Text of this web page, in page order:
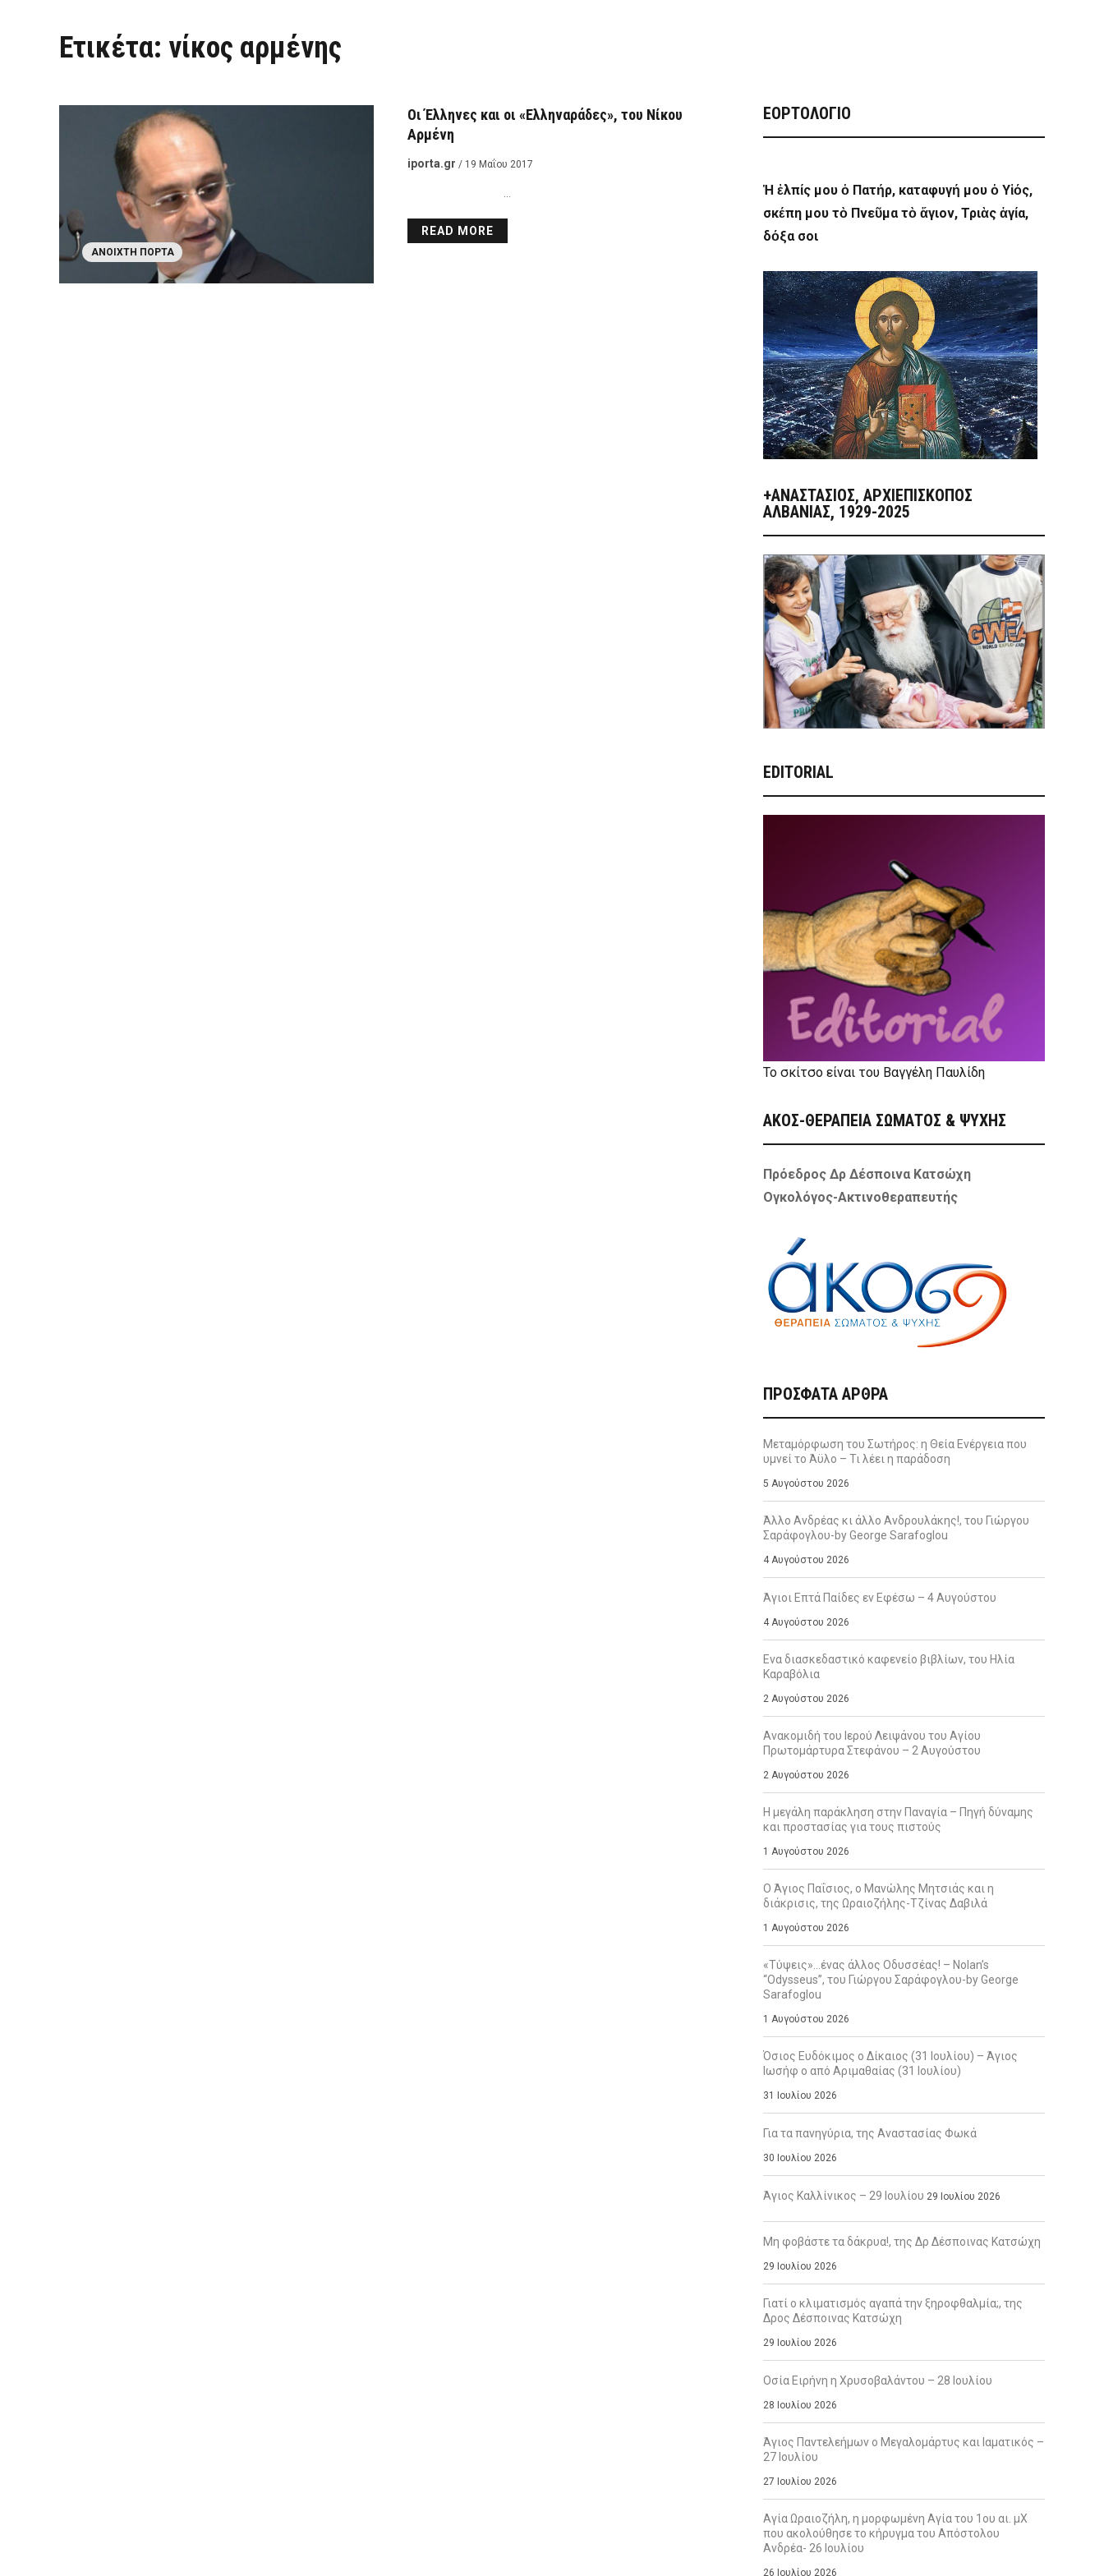
Ετικέτα: νίκος αρμένης
ΑΝΟΙΧΤΉ ΠΌΡΤΑ
Οι Έλληνες και οι «Ελληναράδες», του Νίκου
Αρμένη
iporta.gr / 19 Μαΐου 2017
READ MORE
ΕΟΡΤΟΛΟΓΙΟ
Ἡ ἐλπίς μου ὁ Πατήρ, καταφυγή μου ὁ Υἱός,
σκέπη μου τὸ Πνεῦμα τὸ ἅγιον, Τριὰς ἁγία,
δόξα σοι
+ΑΝΑΣΤΆΣΙΟΣ, ΑΡΧΙΕΠΊΣΚΟΠΟΣ
ΑΛΒΑΝΊΑΣ, 1929-2025
EDITORIAL
Το σκίτσο είναι του Βαγγέλη Παυλίδη
ΑΚΟΣ-ΘΕΡΑΠΕΙΑ ΣΩΜΑΤΟΣ & ΨΥΧΗΣ
Πρόεδρος Δρ Δέσποινα Κατσώχη
Ογκολόγος-Ακτινοθεραπευτής
ΠΡΌΣΦΑΤΑ ΆΡΘΡΑ
Μεταμόρφωση του Σωτήρος: η Θεία Ενέργεια που
υμνεί το Άϋλο – Τι λέει η παράδοση
5 Αυγούστου 2026
Άλλο Ανδρέας κι άλλο Ανδρουλάκης!, του Γιώργου
Σαράφογλου-by George Sarafoglou
4 Αυγούστου 2026
Άγιοι Επτά Παίδες εν Εφέσω – 4 Αυγούστου
4 Αυγούστου 2026
Ενα διασκεδαστικό καφενείο βιβλίων, του Ηλία
Καραβόλια
2 Αυγούστου 2026
Ανακομιδή του Ιερού Λειψάνου του Αγίου
Πρωτομάρτυρα Στεφάνου – 2 Αυγούστου
2 Αυγούστου 2026
Η μεγάλη παράκληση στην Παναγία – Πηγή δύναμης
και προστασίας για τους πιστούς
1 Αυγούστου 2026
Ο Άγιος Παΐσιος, ο Μανώλης Μητσιάς και η
διάκρισις, της Ωραιοζήλης-Τζίνας Δαβιλά
1 Αυγούστου 2026
«Τύψεις»…ένας άλλος Οδυσσέας! – Nolan’s
“Odysseus”, του Γιώργου Σαράφογλου-by George
Sarafoglou
1 Αυγούστου 2026
Όσιος Ευδόκιμος ο Δίκαιος (31 Ιουλίου) – Άγιος
Ιωσήφ ο από Αριμαθαίας (31 Ιουλίου)
31 Ιουλίου 2026
Για τα πανηγύρια, της Αναστασίας Φωκά
30 Ιουλίου 2026
Άγιος Καλλίνικος – 29 Ιουλίου 29 Ιουλίου 2026
Μη φοβάστε τα δάκρυα!, της Δρ Δέσποινας Κατσώχη
29 Ιουλίου 2026
Γιατί ο κλιματισμός αγαπά την ξηροφθαλμία;, της
Δρος Δέσποινας Κατσώχη
29 Ιουλίου 2026
Οσία Ειρήνη η Χρυσοβαλάντου – 28 Ιουλίου
28 Ιουλίου 2026
Άγιος Παντελεήμων ο Μεγαλομάρτυς και Ιαματικός –
27 Ιουλίου
27 Ιουλίου 2026
Αγία Ωραιοζήλη, η μορφωμένη Αγία του 1ου αι. μΧ
που ακολούθησε το κήρυγμα του Απόστολου
Ανδρέα- 26 Ιουλίου
26 Ιουλίου 2026